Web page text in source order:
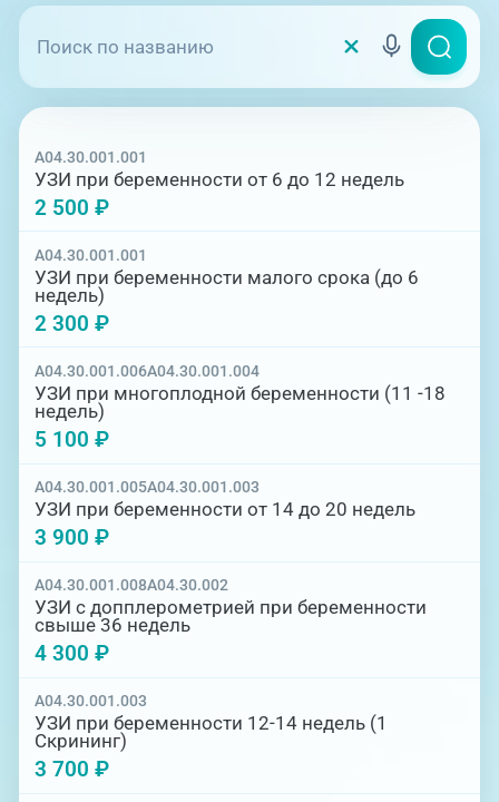
A04.30.001.001
УЗИ при беременности от 6 до 12 недель
2 500 ₽
A04.30.001.001
УЗИ при беременности малого срока (до 6
недель)
2 300 ₽
A04.30.001.006A04.30.001.004
УЗИ при многоплодной беременности (11 -18
недель)
5 100 ₽
A04.30.001.005A04.30.001.003
УЗИ при беременности от 14 до 20 недель
3 900 ₽
A04.30.001.008A04.30.002
УЗИ с допплерометрией при беременности
свыше 36 недель
4 300 ₽
A04.30.001.003
УЗИ при беременности 12-14 недель (1
Скрининг)
3 700 ₽